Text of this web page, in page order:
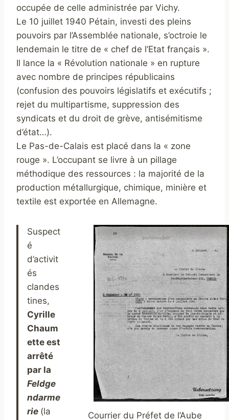
occupée de celle administrée par Vichy.
Le 10 juillet 1940 Pétain, investi des pleins
pouvoirs par l’Assemblée nationale, s’octroie le
lendemain le titre de « chef de l’Etat français ».
Il lance la « Révolution nationale » en rupture
avec nombre de principes républicains
(confusion des pouvoirs législatifs et exécutifs ;
rejet du multipartisme, suppression des
syndicats et du droit de grève, antisémitisme
d’état…).
Le Pas-de-Calais est placé dans la « zone
rouge ». L’occupant se livre à un pillage
méthodique des ressources : la majorité de la
production métallurgique, chimique, minière et
textile est exportée en Allemagne.
Courrier du Préfet de l’Aube
Suspect
é
d’activit
és
clandes
tines,
Cyrille
Chaum
ette est
arrêté
par la
Feldge
ndarme
rie (la